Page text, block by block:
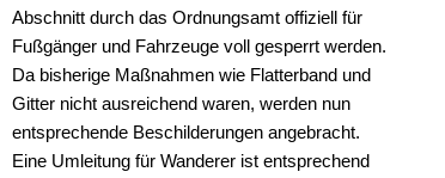
Abschnitt durch das Ordnungsamt offiziell für
Fußgänger und Fahrzeuge voll gesperrt werden.
Da bisherige Maßnahmen wie Flatterband und
Gitter nicht ausreichend waren, werden nun
entsprechende Beschilderungen angebracht.
Eine Umleitung für Wanderer ist entsprechend